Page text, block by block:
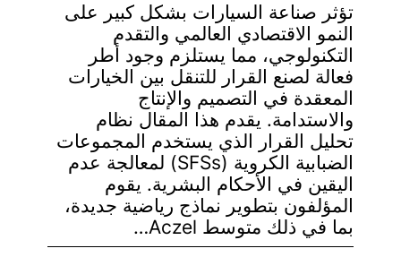
تؤثر صناعة السيارات بشكل كبير على
النمو الاقتصادي العالمي والتقدم
التكنولوجي، مما يستلزم وجود أطر
فعالة لصنع القرار للتنقل بين الخيارات
المعقدة في التصميم والإنتاج
والاستدامة. يقدم هذا المقال نظام
تحليل القرار الذي يستخدم المجموعات
الضبابية الكروية (SFSs) لمعالجة عدم
اليقين في الأحكام البشرية. يقوم
المؤلفون بتطوير نماذج رياضية جديدة،
بما في ذلك متوسط Aczel…